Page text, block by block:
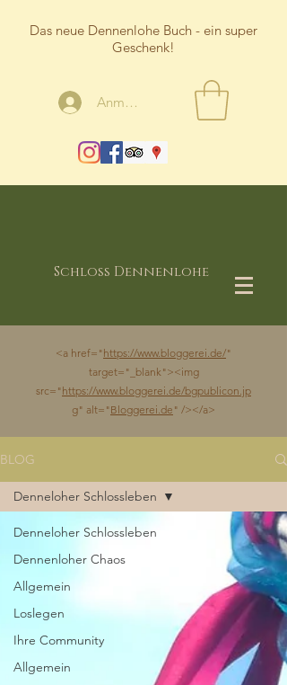
Das neue Dennenlohe Buch - ein super
Geschenk!
Anmelden
Schloss Dennenlohe
<a href="https://www.bloggerei.de/"
target="_blank"><img
src="https://www.bloggerei.de/bgpublicon.jp
g" alt="Bloggerei.de " /></a>
BLOG
Denneloher Schlossleben
Dennenloher Chaos
Allgemein
Loslegen
Ihre Community
Allgemein
Denneloher Schlossleben